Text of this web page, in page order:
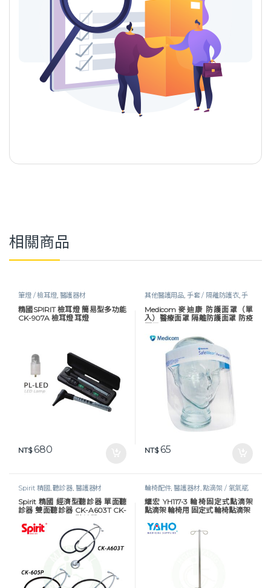
相關商品
筆燈 / 檢耳燈, 醫護器材
精國SPIRIT 檢耳燈 簡易型多功能
CK-907A 檢耳燈 耳燈
NT$680
其他醫護用品, 手套 / 隔離防護衣,手
套及防護衣
,照護耗材,醫護器材,
防疫
物資,防護衣 / 面罩
Medicom 麥迪康 防護面罩（單
入）醫療面罩 隔離防護面罩 防疫
NT$65
Spirit 精國,聽診器 醫護器材
Spirit 精國 經濟型聽診器 單面聽
診器 雙面聽診器 CK-A603T CK-
輪椅配件,醫護器材 ,點滴架 / 氧氣瓶
架
耀宏 YH117-3 輪椅固定式點滴架
點滴架 輪椅用 固定式 輪椅點滴架